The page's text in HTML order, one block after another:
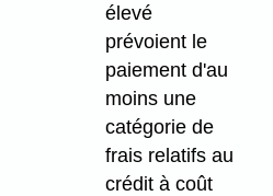
élevé
prévoient le
paiement d'au
moins une
catégorie de
frais relatifs au
crédit à coût